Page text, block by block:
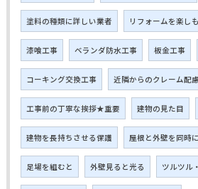
塗料の種類に詳しい業者 リフォームを楽し
漆喰工事 ベランダ防水工事 板金工事
コーキング交換工事 近隣からのクレーム配慮
工事前の丁寧な挨拶★重要 建物の見た目
建物を長持ちさせる保護 屋根と外壁を同時
足場を組むと 外壁見ると光る ツルツル